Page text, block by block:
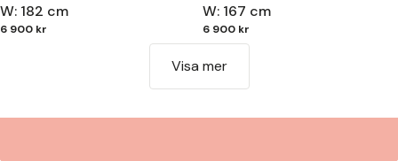
W: 182 cm
6 900 kr
W: 167 cm
6 900 kr
Visa mer